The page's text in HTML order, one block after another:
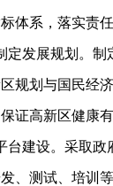
体系，落实责
定发展规划。
规划与国民经
证高新区健康有
台建设。采取
、测试、培训